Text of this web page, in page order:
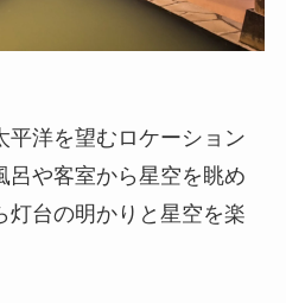
平洋を望むロケーション
呂や客室から星空を眺め
灯台の明かりと星空を楽